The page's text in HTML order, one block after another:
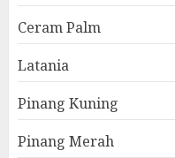
Ceram Palm
Latania
Pinang Kuning
Pinang Merah